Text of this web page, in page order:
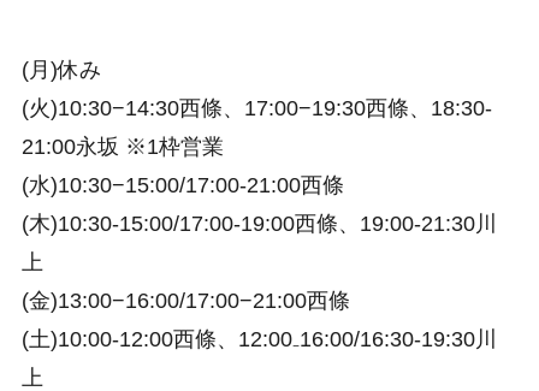
(月)休み
(火)10:30−14:30西條、17:00−19:30西條、18:30-
21:00永坂 ※1枠営業
(水)10:30−15:00/17:00-21:00西條
(木)10:30-15:00/17:00-19:00西條、19:00-21:30川
上
(金)13:00−16:00/17:00−21:00西條
(土)10:00-12:00西條、12:00₋16:00/16:30-19:30川
上